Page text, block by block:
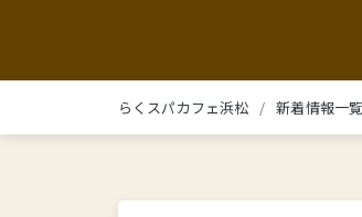
らくスパカフェ浜松 新着情報一覧